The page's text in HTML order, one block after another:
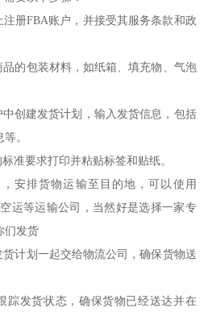
册FBA账户，并接受其服务条款和政
的包装材料，如纸箱、填充物、气泡
创建发货计划，输入发货信息，包括
。
准要求打印并粘贴标签和贴纸。
安排货物运输至目的地，可以使用
运等运输公司，当然好是选择一家专
们发货
计划一起交给物流公司，确保货物送
踪发货状态，确保货物已经送达并在